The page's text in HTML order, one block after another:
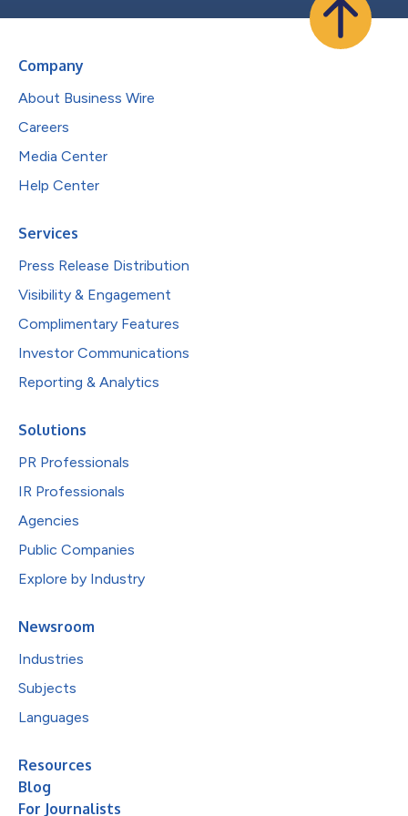
Company
About Business Wire
Careers
Media Center
Help Center
Services
Press Release Distribution
Visibility & Engagement
Complimentary Features
Investor Communications
Reporting & Analytics
Solutions
PR Professionals
IR Professionals
Agencies
Public Companies
Explore by Industry
Newsroom
Industries
Subjects
Languages
Resources
Blog
For Journalists